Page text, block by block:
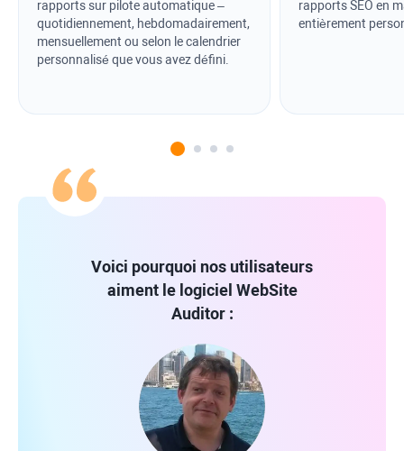
rapports sur pilote automatique –
quotidiennement, hebdomadairement,
mensuellement ou selon le calendrier
personnalisé que vous avez défini.
rapports SEO en
entièrement
Voici pourquoi nos utilisateurs
aiment le logiciel WebSite
Auditor: